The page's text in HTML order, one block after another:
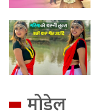
मोडेल